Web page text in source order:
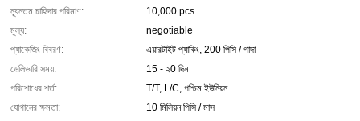
ন্যূনতম চাহিদার পরিমাণ:
10,000 pcs
মূল্য:
negotiable
প্যাকেজিং বিবরণ:
এয়ারটাইট প্যাকিং, 200 পিসি / গাদা
ডেলিভারি সময়:
15 - ২0 দিন
পরিশোধের শর্ত:
T/T, L/C, পশ্চিম ইউনিয়ন
যোগানের ক্ষমতা:
10 মিলিয়ন পিসি / মাস